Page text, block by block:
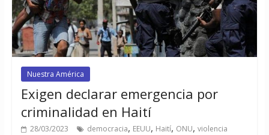
Nuestra América
Exigen declarar emergencia por
criminalidad en Haití
28/03/2023 democracia, EEUU, Haití, ONU, violencia